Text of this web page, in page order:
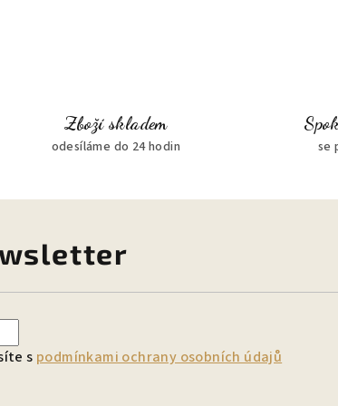
Zboží skladem
odesíláme do 24 hodin se
s podmínkami ochrany osobních údajů